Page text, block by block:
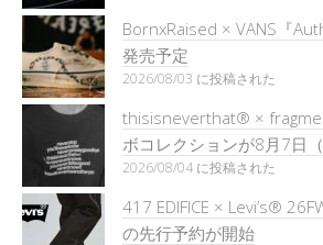
BornxRaised × VANS『
発売予定
2026/08/03 に投稿された
thisisneverthat® ×
ボコレクションが8月7日
2026/08/04 に投稿された
417 EDIFICE × Levi’s®
の先行予約が開始